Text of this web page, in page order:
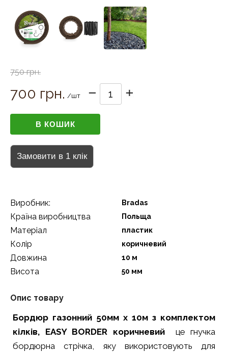
750 грн.
700 грн. /шт
Виробник: Bradas
Країна виробництва Польща
Матеріал пластик
Колір коричневий
Довжина 10 м
Висота 50 мм
Опис товару
Бордюр газонний 50мм х 10м з комплектом
кілків, EASY BORDER коричневийце гнучка
бордюрна стрічка, яку використовують для